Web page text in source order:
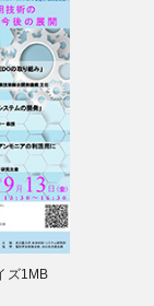
ズ1MB